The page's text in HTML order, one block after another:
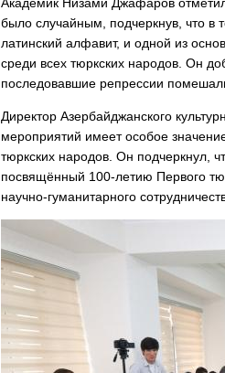
было случайным, подчеркнув, что в
латинский алфавит, и одной из
среди всех тюркских народов. Он
последовавшие репрессии
Директор Азербайджанского
мероприятий имеет особое
тюркских народов. Он подчеркнул,
посвящённый 100-летию Первого
научно-гуманитарного